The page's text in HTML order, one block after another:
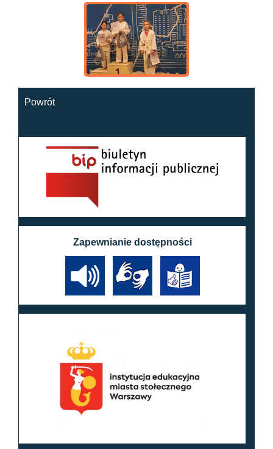
Powrót
Zapewnianie dostępności